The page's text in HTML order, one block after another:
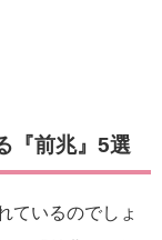
『前兆』5選
ているのでしょ